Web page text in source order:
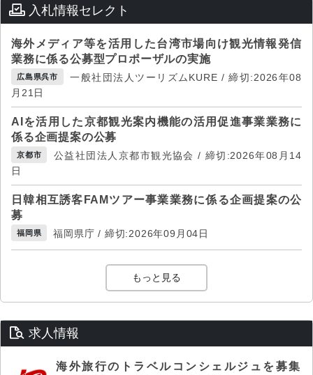
入札情報セレクト
海外メディア等を活用した台湾市場向け観光情報発信
業務に係る公募型プロポーザルの実施
広島県呉市
一般社団法人ツーリズムKURE / 締切:2026年08
月21日
AIを活用した京都観光案内機能の活用促進事業業務に
係る企画提案の公募
京都市
公益社団法人京都市観光協会 / 締切:2026年08月14
日
日韓相互誘客FAMツアー事業業務に係る企画提案の公
募
福岡県 福岡県庁 / 締切:2026年09月04日
もっと見る
求人情報
海外旅行のトラベルコンシェルジュを募集